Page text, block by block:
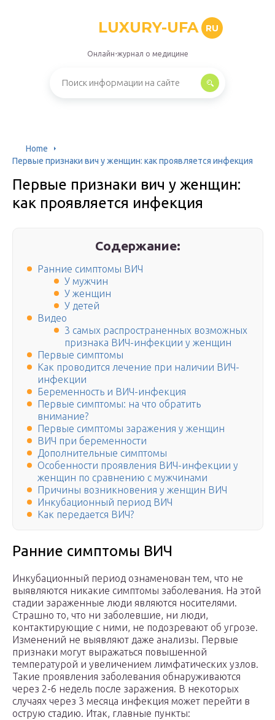
LUXURY-UFA RU
Онлайн-журнал о медицине
Home
Первые признаки вич у женщин: как проявляется инфекция
Первые признаки вич у женщин:
как проявляется инфекция
Содержание:
Ранние симптомы ВИЧ
У мужчин
У женщин
У детей
Видео
3 самых распространенных возможных
признака ВИЧ-инфекции у женщин
Первые симптомы
Как проводится лечение при наличии ВИЧ-
инфекции
Беременность и ВИЧ-инфекция
Первые симптомы: на что обратить
внимание?
Первые симптомы заражения у женщин
ВИЧ при беременности
Дополнительные симптомы
Особенности проявления ВИЧ-инфекции у
женщин по сравнению с мужчинами
Причины возникновения у женщин ВИЧ
Инкубационный период ВИЧ
Как передается ВИЧ?
Ранние симптомы ВИЧ
Инкубационный период ознаменован тем, что не
выявляются никакие симптомы заболевания. На этой
стадии зараженные люди являются носителями.
Страшно то, что ни заболевшие, ни люди,
контактирующие с ними, не подозревают об угрозе.
Изменений не выявляют даже анализы. Первые
признаки могут выражаться повышенной
температурой и увеличением лимфатических узлов.
Такие проявления заболевания обнаруживаются
через 2-6 недель после заражения. В некоторых
случаях через 3 месяца инфекция может перейти в
острую стадию. Итак, главные пункты: